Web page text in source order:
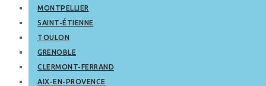
MONTPELLIER
SAINT-ÉTIENNE
TOULON
GRENOBLE
CLERMONT-FERRAND
AIX-EN-PROVENCE